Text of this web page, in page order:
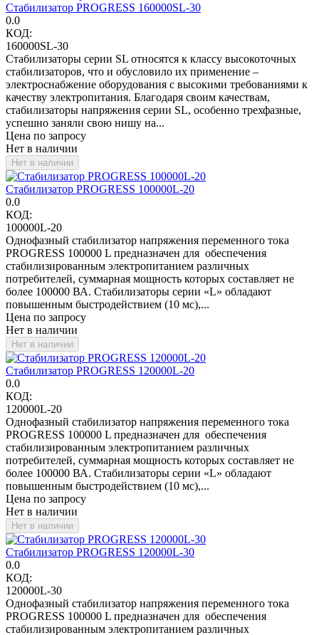
Стабилизатор PROGRESS 160000SL-30
0.0
КОД:
160000SL-30
Стабилизаторы серии SL относятся к класcу высокоточных
стабилизаторов, что и обусловило их применение –
электроснабжение оборудования с высокими требованиями к
качеству электропитания. Благодаря своим качествам,
стабилизаторы напряжения серии SL, особенно трехфазные,
успешно заняли свою нишу на...
Цена по запросу
Нет в наличии
Нет в наличии
Стабилизатор PROGRESS 100000L-20
0.0
КОД:
100000L-20
Однофазный стабилизатор напряжения переменного тока
PROGRESS 100000 L предназначен для обеспечения
стабилизированным электропитанием различных
потребителей, суммарная мощность которых составляет не
более 100000 ВА. Стабилизаторы серии «L» обладают
повышенным быстродействием (10 мс),...
Цена по запросу
Нет в наличии
Нет в наличии
Стабилизатор PROGRESS 120000L-20
0.0
КОД:
120000L-20
Однофазный стабилизатор напряжения переменного тока
PROGRESS 100000 L предназначен для обеспечения
стабилизированным электропитанием различных
потребителей, суммарная мощность которых составляет не
более 100000 ВА. Стабилизаторы серии «L» обладают
повышенным быстродействием (10 мс),...
Цена по запросу
Нет в наличии
Нет в наличии
Стабилизатор PROGRESS 120000L-30
0.0
КОД:
120000L-30
Однофазный стабилизатор напряжения переменного тока
PROGRESS 100000 L предназначен для обеспечения
стабилизированным электропитанием различных